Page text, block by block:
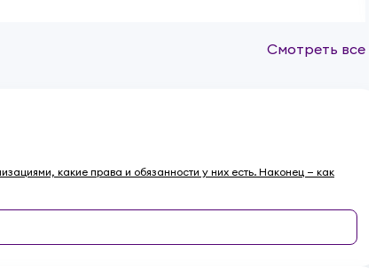
Смотреть все
какие права и обязанности у них есть. Наконец — как